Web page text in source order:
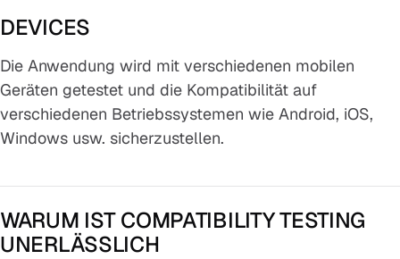
DEVICES
Die Anwendung wird mit verschiedenen mobilen
Geräten getestet und die Kompatibilität auf
verschiedenen Betriebssystemen wie Android, iOS,
Windows usw. sicherzustellen.
WARUM IST COMPATIBILITY TESTING
UNERLÄSSLICH